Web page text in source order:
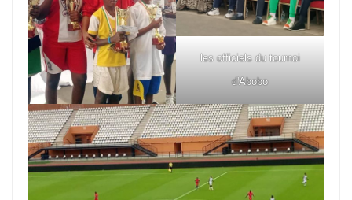
les officiels du tournoi
d'Abobo